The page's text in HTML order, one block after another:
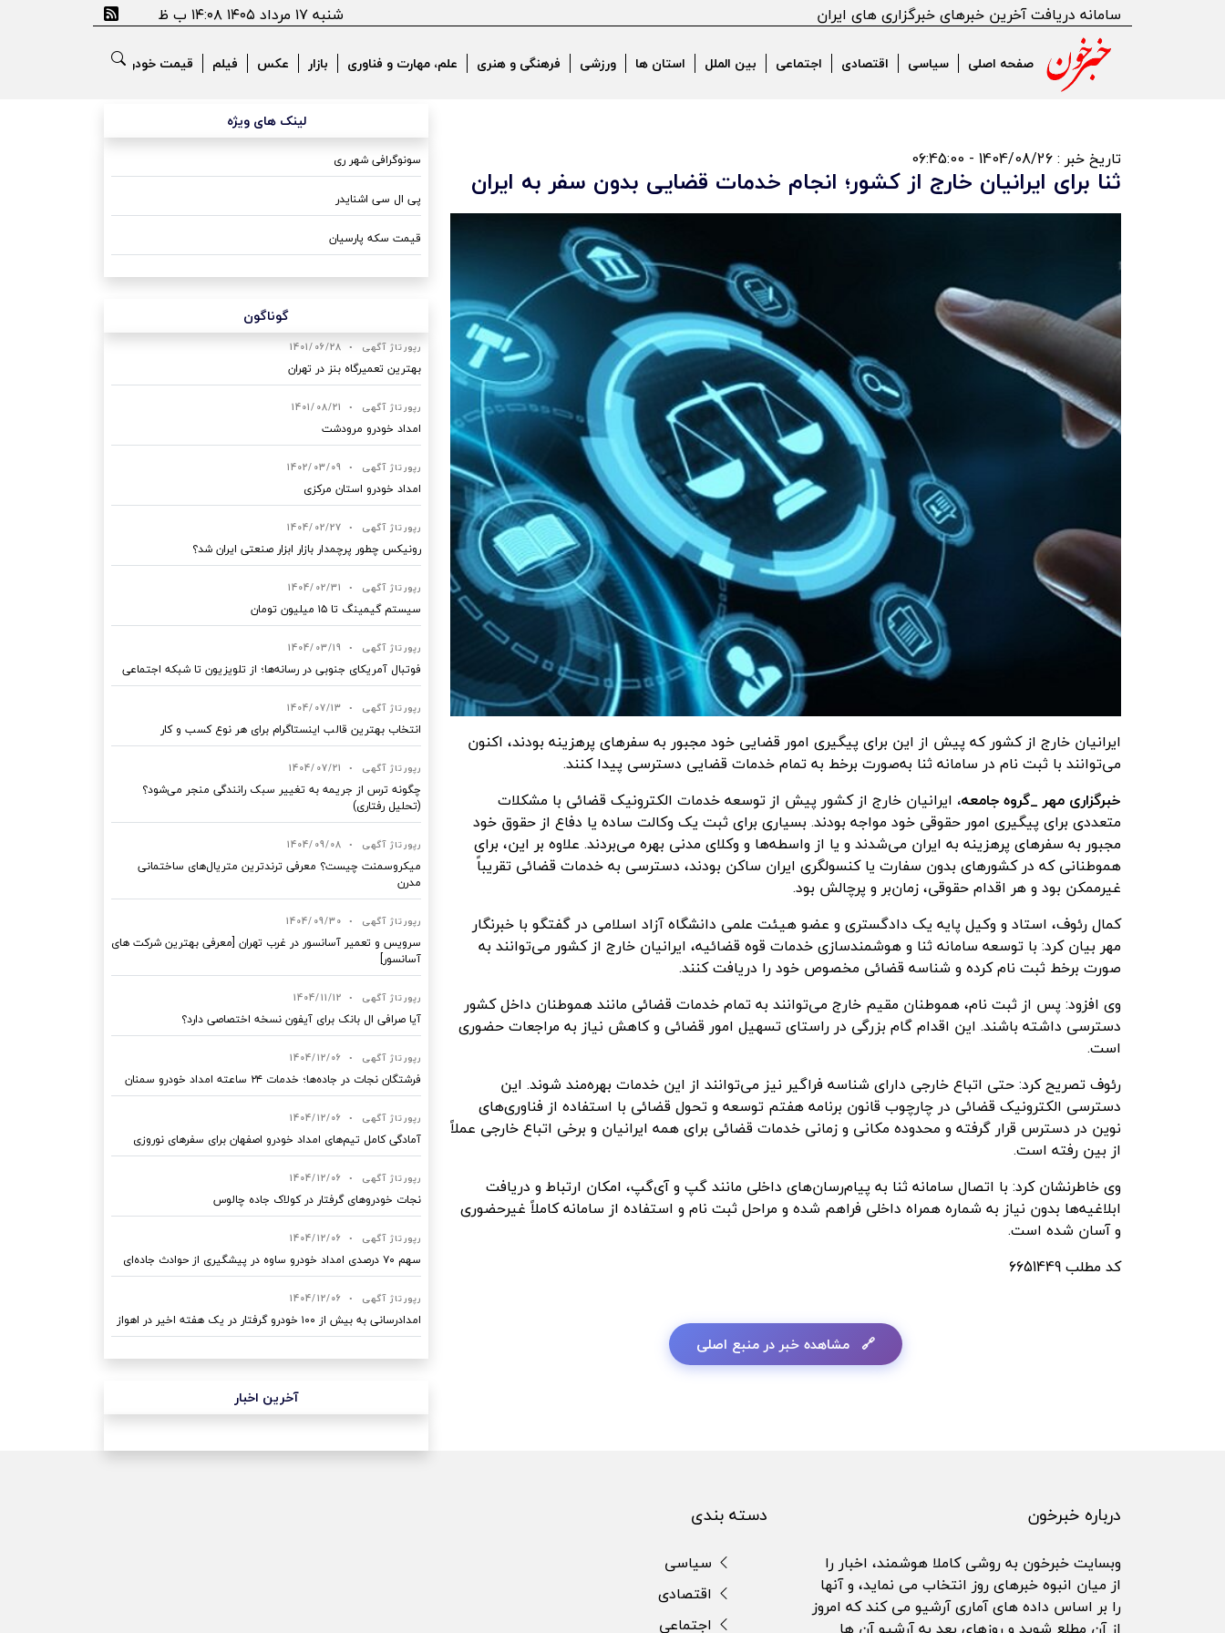
سامانه دریافت آخرین خبرهای خبرگزاری های ایران شنبه ۱۷ مرداد ۱۴۰۵ ۱۴:۰۸ ب ظ
صفحه اصلی سیاسی اقتصادی اجتماعی بین الملل استان ها ورزشی فرهنگی و هنری علم، مهارت و فناوری بازار عکس فیلم قیمت خودرو
تاریخ خبر : 1404/08/26 - 06:45:00
ثنا برای ایرانیان خارج از کشور؛ انجام خدمات قضایی بدون سفر به ایران
ایرانیان خارج از کشور که پیش از این برای پیگیری امور قضایی خود مجبور به سفرهای پرهزینه بودند، اکنون
می‌توانند با ثبت نام در سامانه ثنا به‌صورت برخط به تمام خدمات قضایی دسترسی پیدا کنند.
خبرگزاری مهر_گروه جامعه، ایرانیان خارج از کشور پیش از توسعه خدمات الکترونیک قضائی با مشکلات
متعددی برای پیگیری امور حقوقی خود مواجه بودند. بسیاری برای ثبت یک وکالت ساده یا دفاع از حقوق خود
مجبور به سفرهای پرهزینه به ایران می‌شدند و یا از واسطه‌ها و وکلای مدنی بهره می‌بردند. علاوه بر این، برای
هموطنانیکه در کشورهای بدون سفارت یا کنسولگری ایران ساکن بودند، دسترسی به خدمات قضائی تقریباً
غیرممکن بود و هر اقدام حقوقی، زمان‌بر و پرچالش بود.
کمال رئوف، استاد و وکیل پایه یک دادگستری و عضو هیئت علمی دانشگاه آزاد اسلامی در گفتگو با خبرنگار
مهر بیان کرد: با توسعه سامانهثنا و هوشمندسازی خدمات قوه قضائیه، ایرانیان خارج از کشور می‌توانند به
صورت برخط ثبت نام کرده و شناسه قضائی مخصوص خود را دریافت کنند.
وی افزود: پس از ثبت نام، هموطنان مقیم خارج می‌توانند به تمام خدمات قضائی مانند هموطنان داخل کشور
دسترسی داشته باشند. این اقدام گام بزرگی در راستای تسهیل امور قضائی و کاهش نیاز به مراجعات حضوری
است.
رئوف تصریح کرد: حتی اتباع خارجی دارای شناسه فراگیر نیز می‌توانند از این خدمات بهره‌مند شوند. این
دسترسی الکترونیک قضائی در چارچوب قانون برنامه هفتم توسعه و تحول قضائی با استفاده از فناوری‌های
نوین در دسترس قرار گرفته و محدوده مکانی و زمانی خدمات قضائی برای همه ایرانیان و برخی اتباع خارجی عملاً
از بین رفته است.
وی خاطرنشان کرد: با اتصال سامانهثنا به پیام‌رسان‌های داخلی مانند گپ وآی‌گپ، امکان ارتباط و دریافت
ابلاغیه‌ها بدون نیاز به شماره همراه داخلی فراهم شده و مراحل ثبت نام و استفاده از سامانه کاملاً غیرحضوری
و آسان شده است.
کد مطلب6651449
مشاهده خبر در منبع اصلی
لینک های ویژه
سونوگرافی شهر ری
پی ال سی اشنایدر
قیمت سکه پارسیان
گوناگون
رپورتاژ آگهی •
1401/06/28
بهترین تعمیرگاه بنز در تهران
رپورتاژ آگهی •
1401/08/21
امداد خودرو مرودشت
رپورتاژ آگهی •
1402/03/09
امداد خودرو استان مرکزی
رپورتاژ آگهی •
1404/02/27
رونیکس چطور پرچمدار بازار ابزار صنعتی ایران شد؟
رپورتاژ آگهی •
1404/02/31
سیستم گیمینگ تا ۱۵ میلیون تومان
رپورتاژ آگهی •
1404/03/19
فوتبال آمریکای جنوبی در رسانه‌ها؛ از تلویزیون تا شبکه اجتماعی
رپورتاژ آگهی •
1404/07/13
انتخاب بهترین قالب‌ اینستاگرام برای هر نوع کسب‌ و کار
رپورتاژ آگهی •
1404/07/21
چگونه ترس از جریمه به تغییر سبک رانندگی منجر می‌شود؟
(تحلیل رفتاری)
رپورتاژ آگهی •
1404/09/08
میکروسمنت چیست؟ معرفی ترندترین متریال‌های ساختمانی
مدرن
رپورتاژ آگهی •
1404/09/30
سرویس و تعمیر آسانسور در غرب تهران [معرفی بهترین شرکت های
آسانسور]
رپورتاژ آگهی •
1404/11/12
آیا صرافی ال بانک برای آیفون نسخه اختصاصی دارد؟
رپورتاژ آگهی •
1404/12/06
فرشتگان نجات در جاده‌ها؛ خدمات ۲۴ ساعته امداد خودرو سمنان
رپورتاژ آگهی •
1404/12/06
آمادگی کامل تیم‌های امداد خودرو اصفهان برای سفرهای نوروزی
رپورتاژ آگهی •
1404/12/06
نجات خودروهای گرفتار در کولاک جاده چالوس
رپورتاژ آگهی •
1404/12/06
سهم ۷۰ درصدی امداد خودرو ساوه در پیشگیری از حوادث جاده‌ای
رپورتاژ آگهی •
1404/12/06
امدادرسانی به بیش از ۱۰۰ خودرو گرفتار در یک هفته اخیر در اهواز
آخرین اخبار
درباره خبرخون
وبسایت خبرخون به روشی کاملا هوشمند، اخبار را
از میان انبوه خبرهای روز انتخاب می نماید، و آنها
را بر اساس داده های آماری آرشیو می کند که امروز
دسته بندی
سیاسی
اقتصادی
اجتماعی